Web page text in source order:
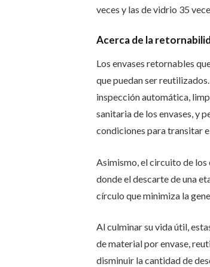
veces y las de vidrio 35
Acerca de la
Los envases retornables
que puedan ser
inspección automática,
sanitaria de los envases, y
condiciones para transitar
Asimismo, el circuito de los
donde el descarte de una
círculo que minimiza la
Al culminar su vida útil,
de material por envase,
disminuir la cantidad de